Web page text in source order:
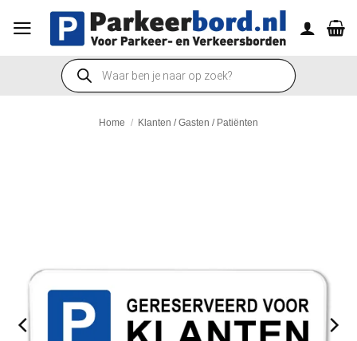
naar
Producten
zoeken
Home / Klanten / Gasten / Patiënten